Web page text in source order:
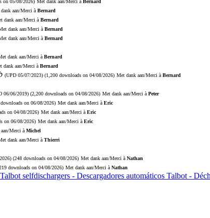
on 05/08/2026) Met dank aan/Merci à Bernard
aan/Merci à Bernard
dank aan/Merci à Bernard
dank aan/Merci à Bernard
dank aan/Merci à Bernard
dank aan/Merci à Bernard
dank aan/Merci à Bernard
(UPD 05/07/2023) (1,200 downloads on 04/08/2026) Met dank aan/Merci à Bernard
06/06/2019) (2,200 downloads on 04/08/2026) Met dank aan/Merci à Peter
on 06/08/2026) Met dank aan/Merci à Eric
on 04/08/2026) Met dank aan/Merci à Eric
on 06/08/2026) Met dank aan/Merci à Eric
Merci à Michel
dank aan/Merci à Thierri
) (248 downloads on 04/08/2026) Met dank aan/Merci à Nathan
downloads on 04/08/2026) Met dank aan/Merci à Nathan
selfdischargers - Descargadores automáticos Talbot -